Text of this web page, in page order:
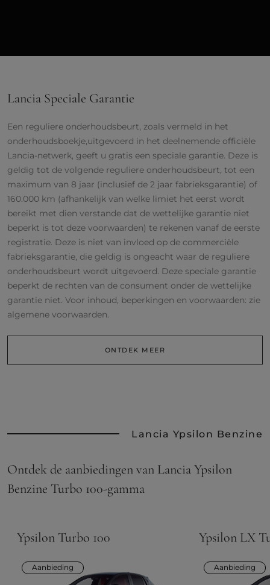
Lancia Speciale Garantie
Een reguliere onderhoudsbeurt, zoals vermeld in het
onderhoudsboekje,uitgevoerd in het deelnemende officiële
Lancia-netwerk, geeft u gratis een speciale garantie. Deze is
geldig tot de volgende reguliere onderhoudsbeurt, tot een
maximum van 8 jaar (inclusief de 2 jaar fabrieksgarantie) of
160.000 km (afhankelijk van welke limiet het eerst wordt
bereikt met dien verstande dat de wettelijke garantie niet
beperkt is tot deze voorwaarden) te rekenen vanaf de eerste
registratie. Deze is niet van invloed op de commerciële
fabrieksgarantie, die geldig is ongeacht waar de reguliere
onderhoudsbeurt wordt uitgevoerd. Deze speciale garantie
beperkt de rechten van de consument onder de wettelijke
garantie niet. Voor inhoud, beperkingen en voorwaarden: zie
algemene voorwaarden.
ONTDEK MEER
Lancia Ypsilon Benzine
Ontdek de aanbiedingen van Lancia Ypsilon
Benzine Turbo 100​-gamma
Ypsilon Turbo 100​
Aanbieding
Ypsilon LX
Aanbieding